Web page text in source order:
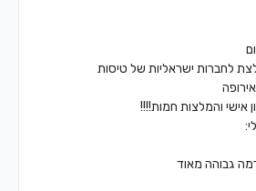
לחברות ישראליות של טיסות
והמלצות חמות!!!!
גבוהה מאוד